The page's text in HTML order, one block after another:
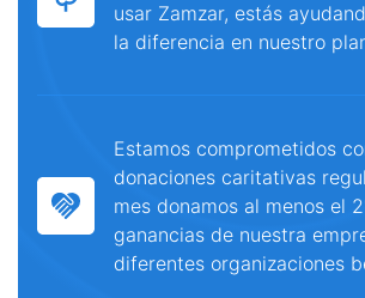
usar Zamzar, estás
la diferencia en nuestro
Estamos comprometidos
donaciones caritativas
mes donamos al menos el
ganancias de nuestra
diferentes organizaciones